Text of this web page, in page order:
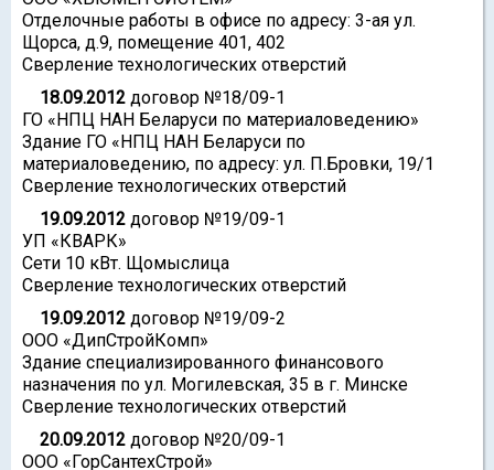
Отделочные работы в офисе по адресу: 3-ая ул.
Щорса, д.9, помещение 401, 402
Сверление технологических отверстий
18.09.2012 договор №18/09-1
ГО «НПЦ НАН Беларуси по материаловедению»
Здание ГО «НПЦ НАН Беларуси по
материаловедению, по адресу: ул. П.Бровки, 19/1
Сверление технологических отверстий
19.09.2012 договор №19/09-1
УП «КВАРК»
Сети 10 кВт. Щомыслица
Сверление технологических отверстий
19.09.2012 договор №19/09-2
ООО «ДипСтройКомп»
Здание специализированного финансового
назначения по ул. Могилевская, 35 в г. Минске
Сверление технологических отверстий
20.09.2012 договор №20/09-1
ООО «ГорСантехСтрой»